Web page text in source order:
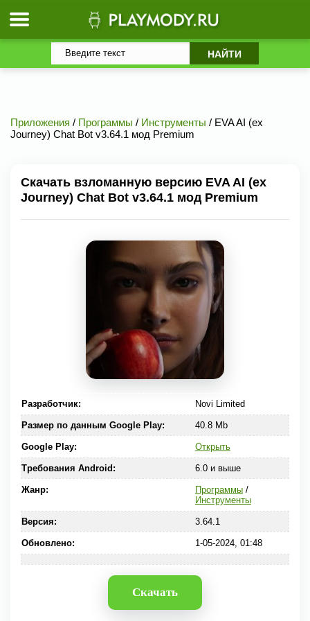
Приложения / Программы / Инструменты / EVA AI (ex
Journey) Chat Bot v3.64.1 мод Premium
Скачать взломанную версию EVA AI (ex
Journey) Chat Bot v3.64.1 мод Premium
Разработчик: Novi Limited
Размер по данным Google Play: 40.8 Mb
Google Play: Открыть
Требования Android: 6.0 и выше
Жанр: Программы/
Инструменты
Версия: 3.64.1
Обновлено: 1-05-2024, 01:48
Скачать